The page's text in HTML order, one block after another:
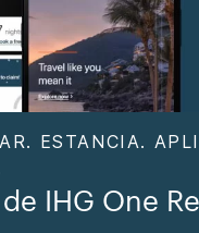
ESTANCIA.
IHG One